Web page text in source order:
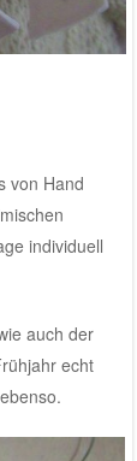
von Hand
individuell
auch der
echt